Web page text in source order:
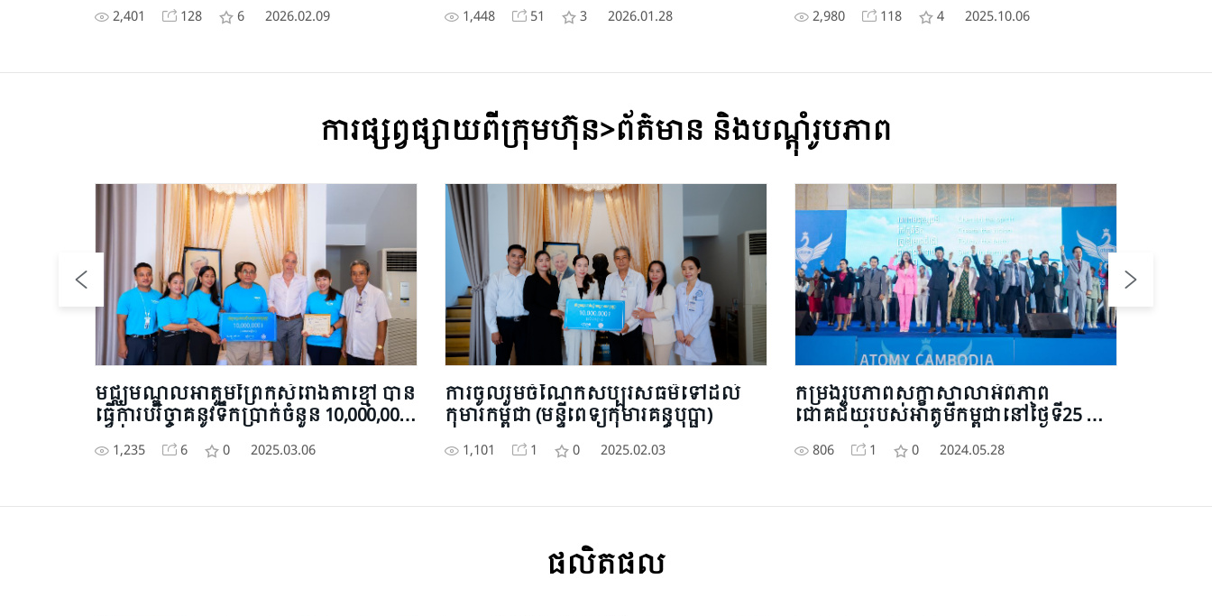
2,401 128 6 2026.02.09 1,448 51 3 2026.01.28 2,980 118 4 2025.10.06
ការផ្សព្វផ្សាយពីក្រុមហ៊ុន>ព័ត៌មាន និង​បណ្តុំរូបភាព
មជ្ឈមណ្ឌលអាតូមីព្រែកសំរោងតាខ្មៅ បាន
ធ្វើការបរិច្ចាគនូវទឹកប្រាក់ចំនួន 10,000,000៛
ដល់កុមារកម្ពុជា
1,235 6 0 2025.03.06
ការចូលរួមចំណែកសប្បុរសធម៌ទៅដល់
កុមារកម្ពុជា (មន្ទីពេទ្យកុមារគន្ធបុប្ផា)
1,101 1 0 2025.02.03
កម្រងរូបភាពសិក្ខាសាលាអំពីភាព
ជោគជ័យរបស់អាតូមីកម្ពុជានៅថ្ងៃទី25​ ខែ
ឧសភា ឆ្នាំ2024
806 1 0 2024.05.28
ផលិតផល